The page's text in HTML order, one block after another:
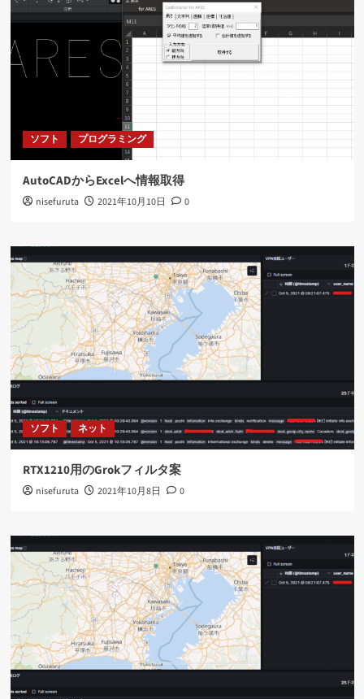
ソフト プログラミング
AutoCADからExcelへ情報取得
nisefuruta 2021年10月10日 0
ソフト ネット
RTX1210用のGrokフィルタ案
nisefuruta 2021年10月8日 0